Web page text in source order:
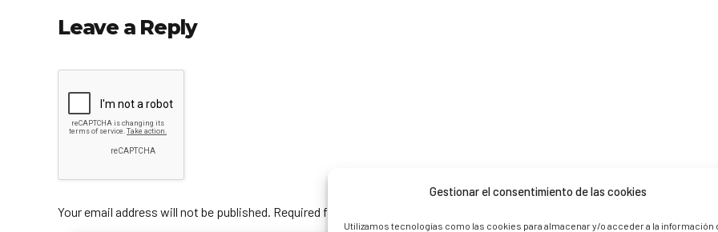
Gestionar el consentimiento de las cookies
Utilizamos tecnologías como las cookies para almacenar y/o acceder a la información
Leave a Reply
Your email address will not be published. Required fields are marked *